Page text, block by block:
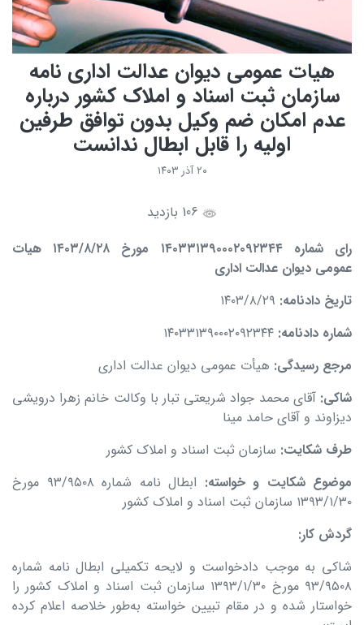
هیات عمومی دیوان عدالت اداری نامه
سازمان ثبت اسناد و املاک کشور درباره
عدم امکان ضم وکیل بدون توافق طرفین
اولیه را قابل ابطال ندانست
۲۰ آذر ۱۴۰۳
رای شماره۱۴۰۳۳۱۳۹۰۰۰۲۰۹۲۳۴۴ مورخ ۱۴۰۳/۸/۲۸ هیات
عمومی دیوان عدالت اداری
تاریخ دادنامه:
شماره دادنامه:
مرجع رسیدگی: هیأت عمومی دیوان عدالت اداری
شاکی: آقای محمد جواد شریعتی تبار با وکالت خانم زهرا درویشی
دیزاوند و آقای حامد مینا
طرف شکایت: سازمان ثبت اسناد و املاک کشور
موضوع شکایت و خواسته:
ابطال نامه شماره ۹۳/۹۵۰۸ مورخ
۱۳۹۳/۱/۳۰ سازمان ثبت اسناد و املاک کشور
گردش کار:
شاکی به موجب دادخواست و لایحه تکمیلی ابطال نامه شماره
۹۳/۹۵۰۸ مورخ ۱۳۹۳/۱/۳۰ سازمان ثبت اسناد و املاک کشور را
خواستار شده و در مقام تبیین خواسته به‌طور خلاصه اعلام کرده